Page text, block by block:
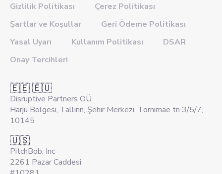
Gizlilik Politikası
Çerez Politikası
Şartlar ve Koşullar
Geri Ödeme Politikası
Yasal Uyarı
Kullanım Politikası
DSAR
Onay Tercihleri
🇪🇪 🇪🇺
Disruptive Partners OÜ
Harju Bölgesi, Tallinn, Şehir Merkezi, Tornimäe tn 3/5/7,
10145
🇺🇸
PitchBob, Inc
2261 Pazar Caddesi